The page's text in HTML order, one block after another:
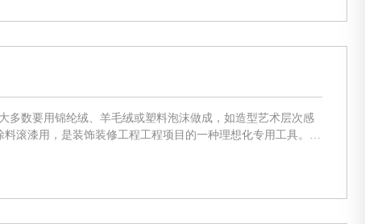
多数要用锦纶绒、羊毛绒或塑料泡沫做成，如造型艺术层次感
滚漆用，是装饰装修工程工程项目的一种理想化专用工具。能